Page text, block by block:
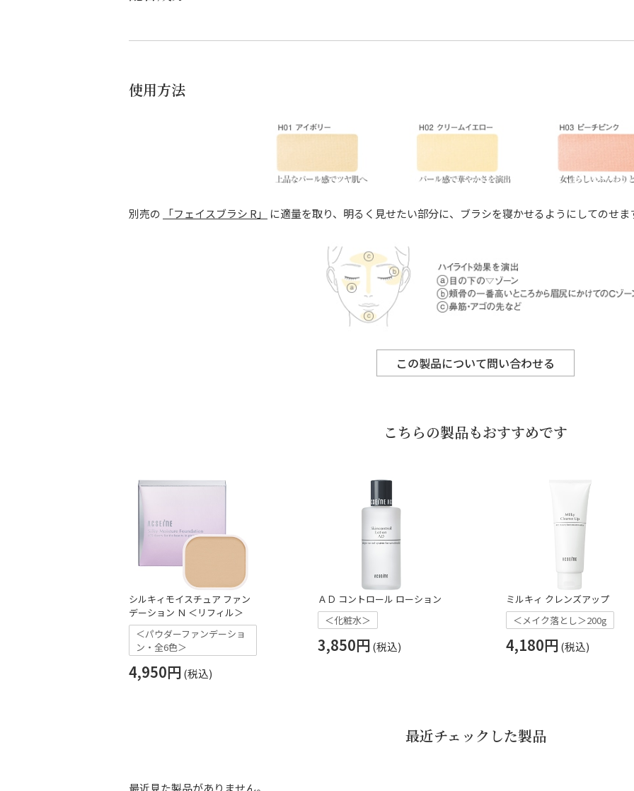
使用方法
別売の 「フェイスブラシ R」 に適量を取り、明るく見せたい部分に、ブラシを寝かせるようにしてのせま
この製品について問い合わせる
こちらの製品もおすすめです
シルキィモイスチュア ファン
デーション Ｎ ＜リフィル＞
＜パウダーファンデーショ
ン・全6色＞
4,950円
ＡＤ コントロール ローション
＜化粧水＞
3,850円
ミルキィ クレンズアップ
＜メイク落とし＞200g
4,180円
最近チェックした製品
最近見た製品がありません。